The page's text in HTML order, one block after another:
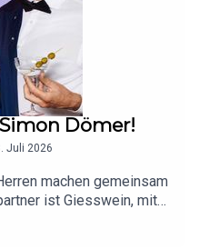
Dömer!
Juli 2026
machen gemeinsam
ist Giesswein, mit
ihr 20%, klickt einfach
r/1qdkaSnEW5